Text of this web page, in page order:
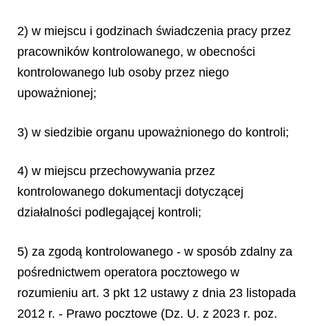
2) w miejscu i godzinach świadczenia pracy przez
pracowników kontrolowanego, w obecności
kontrolowanego lub osoby przez niego
upoważnionej;
3) w siedzibie organu upoważnionego do kontroli;
4) w miejscu przechowywania przez
kontrolowanego dokumentacji dotyczącej
działalności podlegającej kontroli;
5) za zgodą kontrolowanego - w sposób zdalny za
pośrednictwem operatora pocztowego w
rozumieniu art. 3 pkt 12 ustawy z dnia 23 listopada
2012 r. - Prawo pocztowe (Dz. U. z 2023 r. poz.